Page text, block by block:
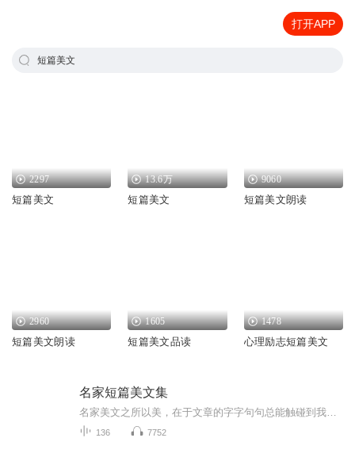
打开APP
短篇美文
2297
短篇美文
13.6万
短篇美文
9060
短篇美文朗读
2960
短篇美文朗读
1605
短篇美文品读
1478
心理励志短篇美文
名家短篇美文集
136 7752